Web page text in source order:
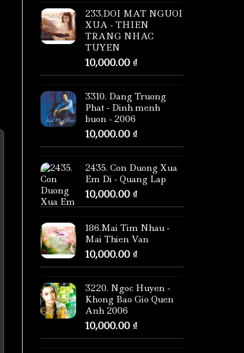
233.DOI MAT NGUOI
XUA - THIEN
TRANG NHAC
TUYEN
10,000.00 ₫
3310. Dang Truong
Phat - Dinh menh
buon - 2006
10,000.00 ₫
2435. Con Duong Xua
Em Di - Quang Lap
10,000.00 ₫
186.Mai Tim Nhau -
Mai Thien Van
10,000.00 ₫
3220. Ngoc Huyen -
Khong Bao Gio Quen
Anh 2006
10,000.00 ₫